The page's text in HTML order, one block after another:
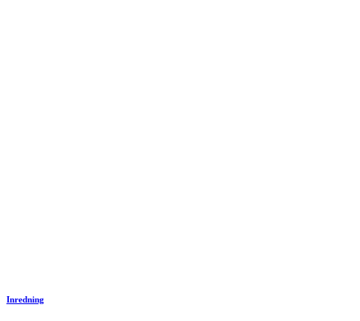
Inredning